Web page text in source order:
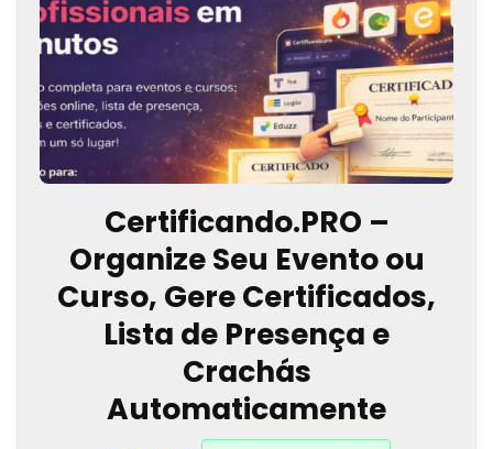
Certificando.PRO –
Organize Seu Evento ou
Curso, Gere Certificados,
Lista de Presença e
Crachás
Automaticamente